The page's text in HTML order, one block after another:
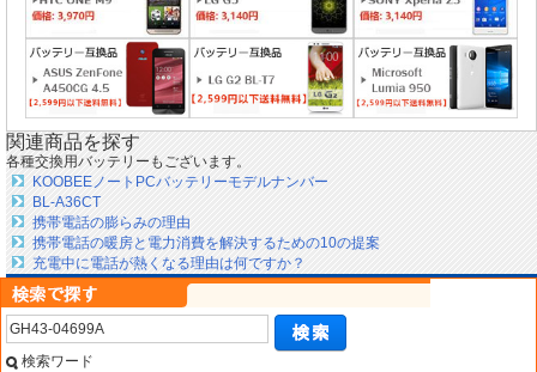
関連商品を探す
各種交換用バッテリーもございます。
KOOBEEノートPCバッテリーモデルナンバー
BL-A36CT
携帯電話の膨らみの理由
携帯電話の暖房と電力消費を解決するための10の提案
充電中に電話が熱くなる理由は何ですか？
検索ワード